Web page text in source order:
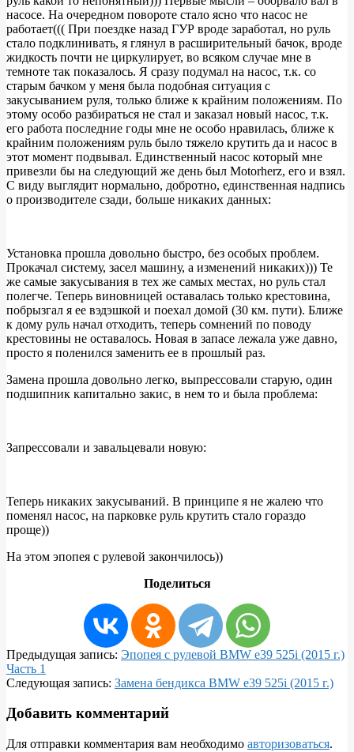
насосе. На очередном повороте стало ясно что насос не
работает((( При поездке назад ГУР вроде заработал, но руль
стало подклинивать, я глянул в расширительный бачок, вроде
жидкость почти не циркулирует, во всяком случае мне в
темноте так показалось. Я сразу подумал на насос, т.к. со
старым бачком у меня была подобная ситуация с
закусыванием руля, только ближе к крайним положениям. По
этому особо разбираться не стал и заказал новый насос, т.к.
его работа последние годы мне не особо нравилась, ближе к
крайним положениям руль было тяжело крутить да и насос в
этот момент подвывал. Единственный насос который мне
привезли бы на следующий же день был Motorherz, его и взял.
С виду выглядит нормально, добротно, единственная надпись
о производителе сзади, больше никаких данных:
Установка прошла довольно быстро, без особых проблем.
Прокачал систему, засел машину, а изменений никаких))) Те
же самые закусывания в тех же самых местах, но руль стал
полегче. Теперь виновницей оставалась только крестовина,
побрызгал я ее вэдэшкой и поехал домой (30 км. пути). Ближе
к дому руль начал отходить, теперь сомнений по поводу
крестовины не оставалось. Новая в запасе лежала уже давно,
просто я поленился заменить ее в прошлый раз.
Замена прошла довольно легко, выпрессовали старую, один
подшипник капитально закис, в нем то и была проблема:
Запрессовали и завальцевали новую:
Теперь никаких закусываний. В принципе я не жалею что
поменял насос, на парковке руль крутить стало гораздо
проще))
На этом эпопея с рулевой закончилось))
Поделиться
2016-
08-
07
Предыдущая запись: Эпопея с рулевой BMW e39 525i (2015 г.)
Часть 1
Следующая запись: Замена бендикса BMW e39 525i (2015 г.)
Добавить комментарий
Для отправки комментария вам необходимо авторизоваться.